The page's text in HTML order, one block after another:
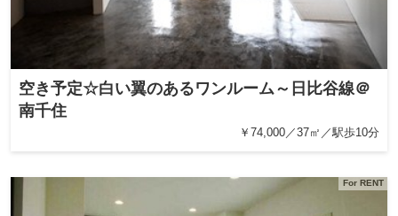
空き予定☆白い翼のあるワンルーム～日比谷線＠
南千住
￥74,000／37㎡／駅歩10分
For RENT